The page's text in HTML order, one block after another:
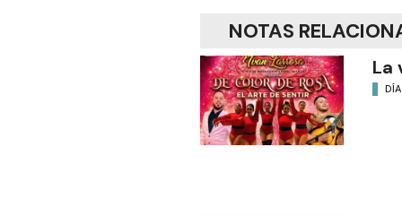
NOTAS
La